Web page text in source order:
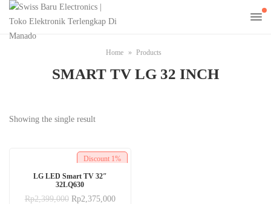
Home Products
SMART TV LG 32 INCH
Showing the single result
Discount 1%
LG LED Smart TV 32″
32LQ630
Rp2,399,000 Rp2,375,000